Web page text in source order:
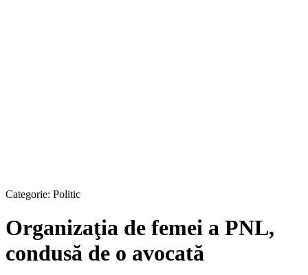
Categorie: Politic
Organizaţia de femei a PNL,
condusă de o avocată